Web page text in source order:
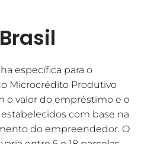
específica para o
Microcrédito Produtivo
o valor do empréstimo e o
com base na
do empreendedor. O